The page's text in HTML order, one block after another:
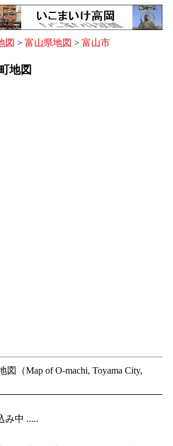
図 > 富山県地図 > 富山市
地図
（Map of O-machi, Toyama City,
中 .....